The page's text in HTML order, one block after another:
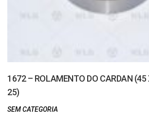
1672 – ROLAMENTO DO CARDAN (45
25)
SEM CATEGORIA